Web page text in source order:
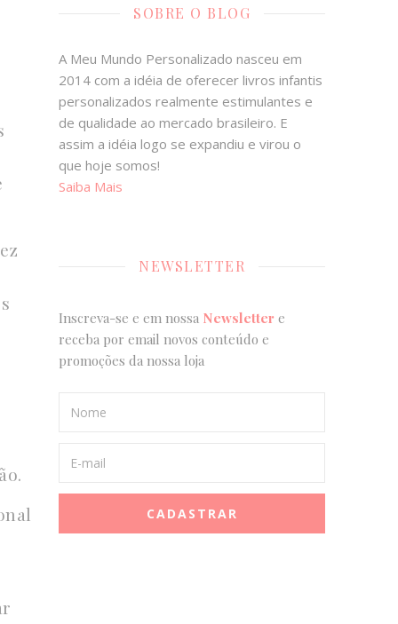
SOBRE O BLOG
A Meu Mundo Personalizado nasceu em
2014 com a idéia de oferecer livros infantis
personalizados realmente estimulantes e
de qualidade ao mercado brasileiro. E
assim a idéia logo se expandiu e virou o
que hoje somos!
Saiba Mais
NEWSLETTER
Inscreva-se e em nossa Newsletter e
receba por email novos conteúdo e
promoções da nossa loja